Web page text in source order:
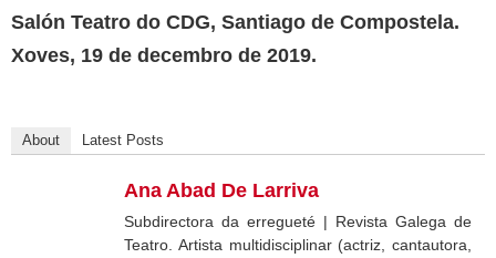
Salón Teatro do CDG, Santiago de Compostela.
Xoves, 19 de decembro de 2019.
About Latest Posts
Ana Abad De Larriva
Subdirectora da erregueté | Revista Galega de
Teatro. Artista multidisciplinar (actriz, cantautora,